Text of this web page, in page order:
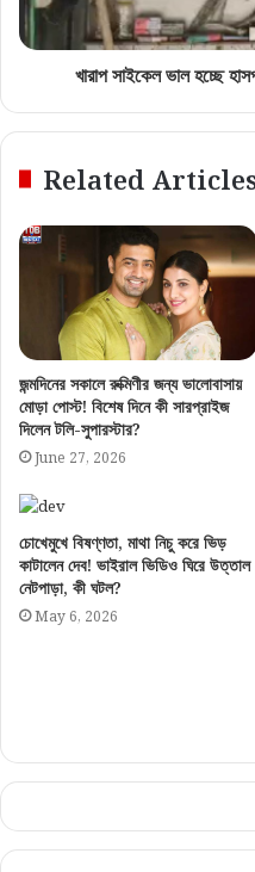
খারাপ সাইকেল ভাল হচ্ছে
Related
জন্মদিনের সকালে রুক্মিণীর জন্য ভালোবাসায়
মোড়া পোস্ট! বিশেষ দিনে কী সারপ্রাইজ
দিলেন টলি-সুপারস্টার?
June 27, 2026
চোখেমুখে বিষণ্ণতা, মাথা নিচু করে ভিড়
কাটালেন দেব! ভাইরাল ভিডিও ঘিরে উত্তাল
নেটপাড়া, কী ঘটল?
May 6, 2026